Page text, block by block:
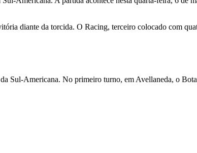
diante da torcida. O Racing, terceiro colocado com
Sul-Americana. No primeiro turno, em Avellaneda, o